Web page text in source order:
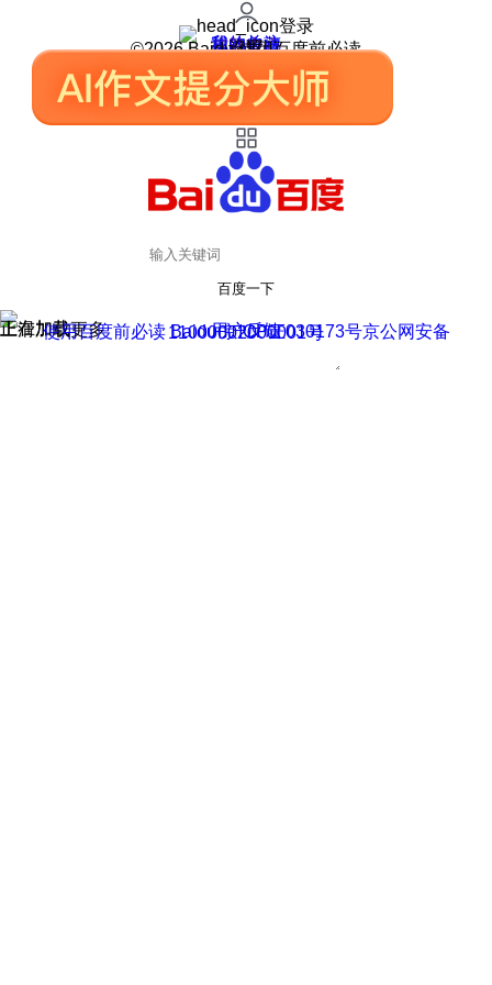
登录
我的关注
我的收藏
皮肤中心
用户反馈
设置
©2026 Baidu 使用百度前必读
百度一下
正在加载
上滑加载更多 用户反馈
使用百度前必读 Baidu 京ICP证030173号
京公网安备11000002000001号